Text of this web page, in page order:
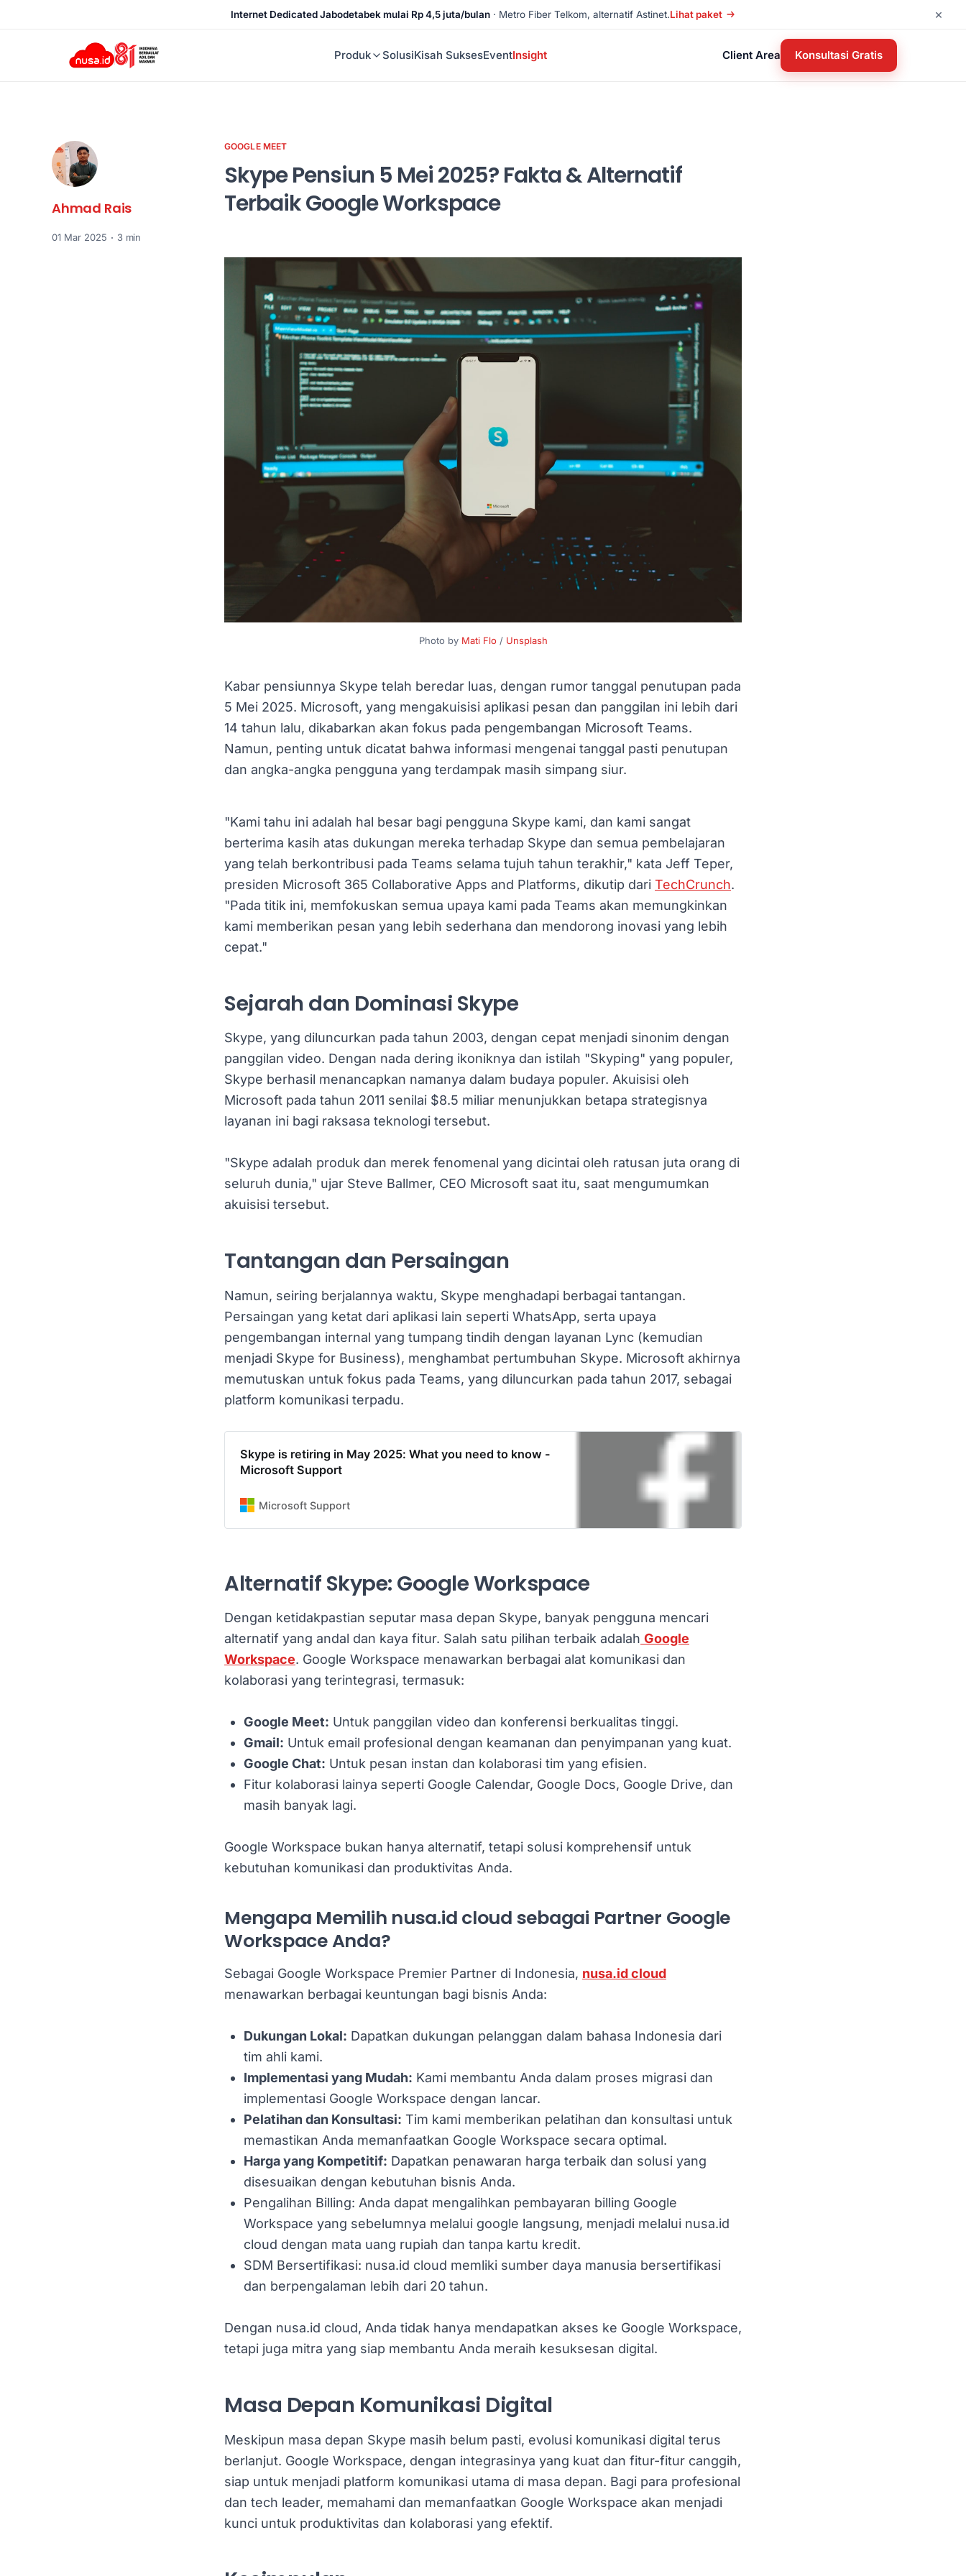
Internet Dedicated Jabodetabek mulai Rp 4,5 juta/bulan· Metro Fiber Telkom, alternatif Astinet.Lihat paket ×
Produk SolusiKisah SuksesEventInsight Client Area Konsultasi Gratis
GOOGLE MEET
Skype Pensiun 5 Mei 2025? Fakta & Alternatif
Terbaik Google Workspace
Ahmad Rais
01 Mar 2025 3 min
Photo by Mati Flo / Unsplash
Kabar pensiunnya Skype telah beredar luas, dengan rumor tanggal penutupan pada
5 Mei 2025. Microsoft, yang mengakuisisi aplikasi pesan dan panggilan ini lebih dari
14 tahun lalu, dikabarkan akan fokus pada pengembangan Microsoft Teams.
Namun, penting untuk dicatat bahwa informasi mengenai tanggal pasti penutupan
dan angka-angka pengguna yang terdampak masih simpang siur.
"Kami tahu ini adalah hal besar bagi pengguna Skype kami, dan kami sangat
berterima kasih atas dukungan mereka terhadap Skype dan semua pembelajaran
yang telah berkontribusi pada Teams selama tujuh tahun terakhir," kata Jeff Teper,
presiden Microsoft 365 Collaborative Apps and Platforms, dikutip dari TechCrunch.
"Pada titik ini, memfokuskan semua upaya kami pada Teams akan memungkinkan
kami memberikan pesan yang lebih sederhana dan mendorong inovasi yang lebih
cepat."
Sejarah dan Dominasi Skype
Skype, yang diluncurkan pada tahun 2003, dengan cepat menjadi sinonim dengan
panggilan video. Dengan nada dering ikoniknya dan istilah "Skyping" yang populer,
Skype berhasil menancapkan namanya dalam budaya populer. Akuisisi oleh
Microsoft pada tahun 2011 senilai $8.5 miliar menunjukkan betapa strategisnya
layanan ini bagi raksasa teknologi tersebut.
"Skype adalah produk dan merek fenomenal yang dicintai oleh ratusan juta orang di
seluruh dunia," ujar Steve Ballmer, CEO Microsoft saat itu, saat mengumumkan
akuisisi tersebut.
Tantangan dan Persaingan
Namun, seiring berjalannya waktu, Skype menghadapi berbagai tantangan.
Persaingan yang ketat dari aplikasi lain seperti WhatsApp, serta upaya
pengembangan internal yang tumpang tindih dengan layanan Lync (kemudian
menjadi Skype for Business), menghambat pertumbuhan Skype. Microsoft akhirnya
memutuskan untuk fokus pada Teams, yang diluncurkan pada tahun 2017, sebagai
platform komunikasi terpadu.
Skype is retiring in May 2025: What you need to know -
Microsoft Support
Microsoft Support
Alternatif Skype: Google Workspace
Dengan ketidakpastian seputar masa depan Skype, banyak pengguna mencari
alternatif yang andal dan kaya fitur. Salah satu pilihan terbaik adalah Google
Workspace. Google Workspace menawarkan berbagai alat komunikasi dan
kolaborasi yang terintegrasi, termasuk:
Google Meet: Untuk panggilan video dan konferensi berkualitas tinggi.
Gmail: Untuk email profesional dengan keamanan dan penyimpanan yang kuat.
Google Chat: Untuk pesan instan dan kolaborasi tim yang efisien.
Fitur kolaborasi lainya seperti Google Calendar, Google Docs, Google Drive, dan
masih banyak lagi.
Google Workspace bukan hanya alternatif, tetapi solusi komprehensif untuk
kebutuhan komunikasi dan produktivitas Anda.
Mengapa Memilih nusa.id cloud sebagai Partner Google
Workspace Anda?
Sebagai Google Workspace Premier Partner di Indonesia, nusa.id cloud
menawarkan berbagai keuntungan bagi bisnis Anda:
Dukungan Lokal: Dapatkan dukungan pelanggan dalam bahasa Indonesia dari
tim ahli kami.
Implementasi yang Mudah: Kami membantu Anda dalam proses migrasi dan
implementasi Google Workspace dengan lancar.
Pelatihan dan Konsultasi: Tim kami memberikan pelatihan dan konsultasi untuk
memastikan Anda memanfaatkan Google Workspace secara optimal.
Harga yang Kompetitif: Dapatkan penawaran harga terbaik dan solusi yang
disesuaikan dengan kebutuhan bisnis Anda.
Pengalihan Billing: Anda dapat mengalihkan pembayaran billing Google
Workspace yang sebelumnya melalui google langsung, menjadi melalui nusa.id
cloud dengan mata uang rupiah dan tanpa kartu kredit.
SDM Bersertifikasi: nusa.id cloud memliki sumber daya manusia bersertifikasi
dan berpengalaman lebih dari 20 tahun.
Dengan nusa.id cloud, Anda tidak hanya mendapatkan akses ke Google Workspace,
tetapi juga mitra yang siap membantu Anda meraih kesuksesan digital.
Masa Depan Komunikasi Digital
Meskipun masa depan Skype masih belum pasti, evolusi komunikasi digital terus
berlanjut. Google Workspace, dengan integrasinya yang kuat dan fitur-fitur canggih,
siap untuk menjadi platform komunikasi utama di masa depan. Bagi para profesional
dan tech leader, memahami dan memanfaatkan Google Workspace akan menjadi
kunci untuk produktivitas dan kolaborasi yang efektif.